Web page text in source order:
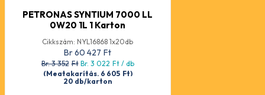
PETRONAS SYNTIUM 7000 LL
0W20 1L 1 Karton
Cikkszám: NYL16868 1x20db
Br 60 427 Ft
Br. 3 352 Ft Br. 3 022 Ft/ db
(Megtakarítás. 6 605 Ft)
20 db/karton